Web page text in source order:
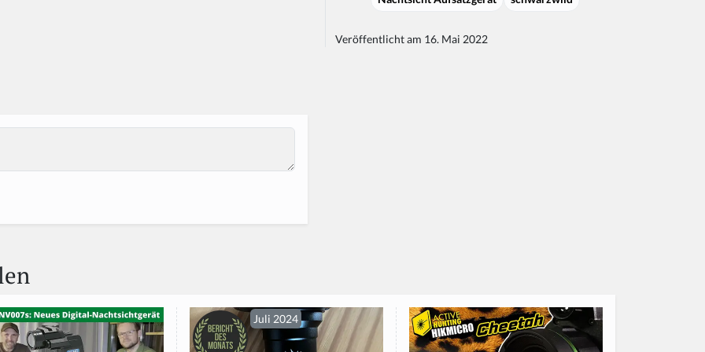
Veröffentlicht am 16. Mai 2022
Juli 2024